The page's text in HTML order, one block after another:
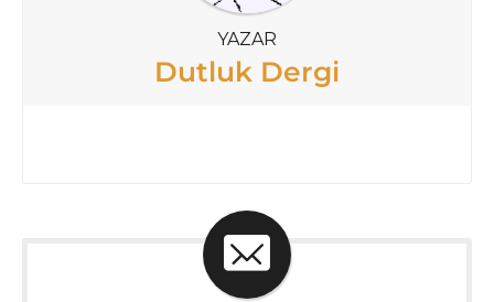
YAZAR
Dutluk Dergi